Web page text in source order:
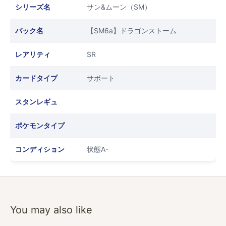
シリーズ名 サン&ムーン（SM）
パック名 【SM6a】ドラゴンストーム
レアリティ SR
カードタイプ サポート
スタンレギュ
ポケモンタイプ
コンディション 状態A-
You may also like